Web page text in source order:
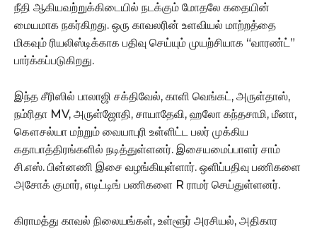
நீதி ஆகியவற்றுக்கிடையில் நடக்கும் மோதலே கதையின்
மையமாக நகர்கிறது. ஒரு காவலரின் உளவியல் மாற்றத்தை
மிகவும் ரியலிஸ்டிக்காக பதிவு செய்யும் முயற்சியாக “வாரண்ட்”
பார்க்கப்படுகிறது.
இந்த சீரிஸில் பாலாஜி சக்திவேல், காளி வெங்கட், அருள்தாஸ்,
நம்ரிதா MV, அருள்ஜோதி, சாயாதேவி, ஹலோ கந்தசாமி, மீனா,
கௌசல்யா மற்றும் வையாபுரி உள்ளிட்ட பலர் முக்கிய
கதாபாத்திரங்களில் நடித்துள்ளனர். இசையமைப்பாளர் சாம்
சி.எஸ். பின்னணி இசை வழங்கியுள்ளார். ஒளிப்பதிவு பணிகளை
அசோக் குமார், எடிட்டிங் பணிகளை R ராமர் செய்துள்ளனர்.
கிராமத்து காவல் நிலையங்கள், உள்ளூர் அரசியல், அதிகார